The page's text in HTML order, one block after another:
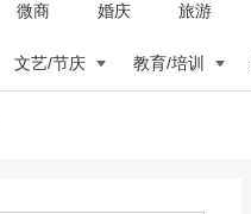
微商 婚庆 旅游
文艺/节庆 教育/培训